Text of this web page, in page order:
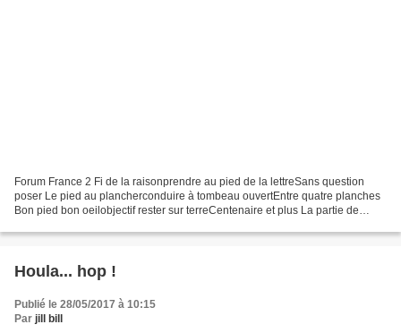
Forum France 2 Fi de la raisonprendre au pied de la lettreSans question
poser Le pied au plancherconduire à tombeau ouvertEntre quatre planches
Bon pied bon oeilobjectif rester sur terreCentenaire et plus La partie de
Houla... hop !
Publié le 28/05/2017 à 10:15
Par jill bill